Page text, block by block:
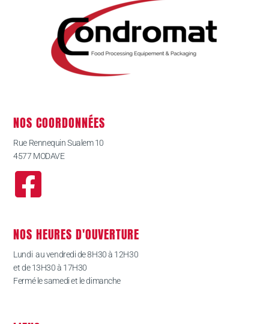
NOS COORDONNÉES
Rue Rennequin Sualem 10
4577 MODAVE
NOS HEURES D'OUVERTURE
Lundi au vendredi de 8H30 à 12H30
et de 13H30 à 17H30
Fermé le samedi et le dimanche